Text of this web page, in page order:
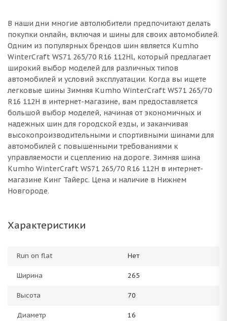
В наши дни многие автолюбители предпочитают делать
покупки онлайн, включая и шины для своих автомобилей.
Одним из популярных брендов шин является Kumho
WinterCraft WS71 265/70 R16 112Hl, который предлагает
широкий выбор моделей для различных типов
автомобилей и условий эксплуатации. Когда вы ищете
легковые шины Зимняя Kumho WinterCraft WS71 265/70
R16 112H в интернет-магазине, вам предоставляется
большой выбор моделей, начиная от экономичных и
надежных шин для городской езды, и заканчивая
высокопроизводительными и спортивными шинами для
автомобилей с повышенными требованиями к
управляемости и сцеплению на дороге. Зимняя шина
Kumho WinterCraft WS71 265/70 R16 112H в интернет-
магазине Кинг Тайерс. Цена и наличие в Нижнем
Новгороде.
Характеристики
Run on flat Нет
Ширина 265
Высота 70
Диаметр 16